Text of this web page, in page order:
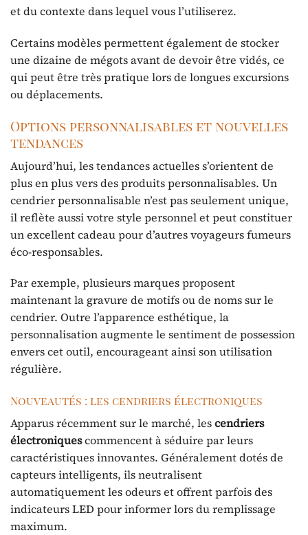
et du contexte dans lequel vous l’utiliserez.
Certains modèles permettent également de stocker
une dizaine de mégots avant de devoir être vidés, ce
qui peut être très pratique lors de longues excursions
ou déplacements.
Options personnalisables et nouvelles
tendances
Aujourd’hui, les tendances actuelles s’orientent de
plus en plus vers des produits personnalisables. Un
cendrier personnalisable n’est pas seulement unique,
il reflète aussi votre style personnel et peut constituer
un excellent cadeau pour d’autres voyageurs fumeurs
éco-responsables.
Par exemple, plusieurs marques proposent
maintenant la gravure de motifs ou de noms sur le
cendrier. Outre l’apparence esthétique, la
personnalisation augmente le sentiment de possession
envers cet outil, encourageant ainsi son utilisation
régulière.
Nouveautés : les cendriers électroniques
Apparus récemment sur le marché, lescendriers
électroniquescommencent à séduire par leurs
caractéristiques innovantes. Généralement dotés de
capteurs intelligents, ils neutralisent
automatiquement les odeurs et offrent parfois des
indicateurs LED pour informer lors du remplissage
maximum.